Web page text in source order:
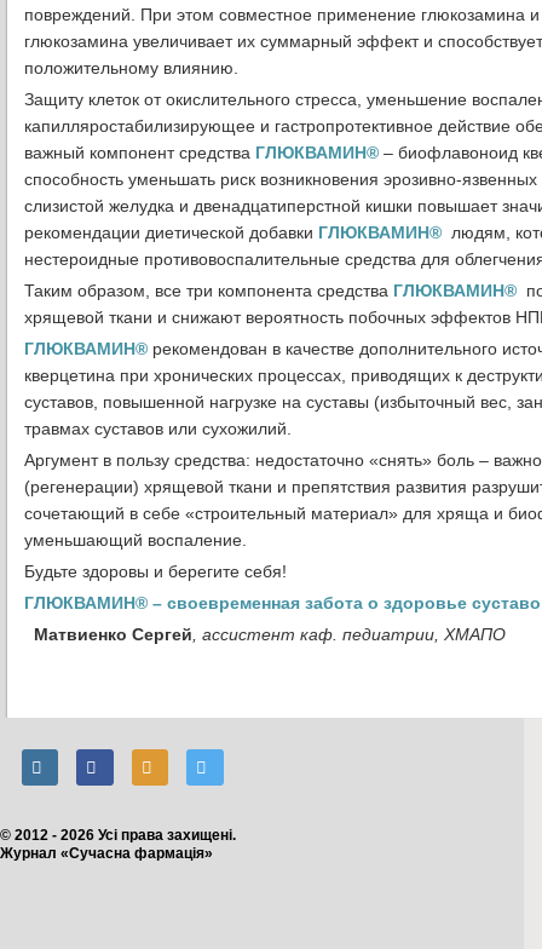
повреждений. При этом совместное применение глюкозамина
глюкозамина увеличивает их суммарный эффект и
положительному влиянию.
Защиту клеток от окислительного стресса, уменьшение
капилляростабилизирующее и гастропротективное действие
важный компонент средства ГЛЮКВАМИН® – биофлавоноид
способность уменьшать риск возникновения эрозивно-
слизистой желудка и двенадцатиперстной кишки повышает
рекомендации диетической добавки ГЛЮКВАМИН® людям,
нестероидные противовоспалительные средства для
Таким образом, все три компонента средства ГЛЮКВАМИН®
хрящевой ткани и снижают вероятность побочных эффектов
ГЛЮКВАМИН® рекомендован в качестве дополнительного
кверцетина при хронических процессах, приводящих к
суставов, повышенной нагрузке на суставы (избыточный вес,
травмах суставов или сухожилий.
Аргумент в пользу средства: недостаточно «снять» боль –
(регенерации) хрящевой ткани и препятствия развития
сочетающий в себе «строительный материал» для хряща и
уменьшающий воспаление.
Будьте здоровы и берегите себя!
ГЛЮКВАМИН® – своевременная забота о здоровье
Матвиенко Сергей , ассистент каф. педиатрии, ХМАПО
© 2012 - 2026 Усі права захищені.
Журнал «Сучасна фармація»